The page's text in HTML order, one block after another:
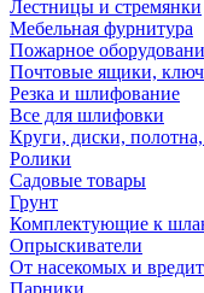
Лестницы и стремянки
Мебельная фурнитура
Пожарное
Почтовые ящики,
Резка и шлифование
Все для шлифовки
Круги, диски,
Ролики
Садовые товары
Грунт
Комплектующие к
Опрыскиватели
От насекомых и
Парники